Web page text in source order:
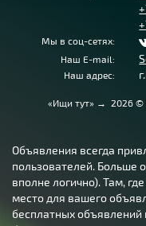
Мы в соц-сетях:
Наш E-mail:
Наш адрес:
«Ищи тут» → 2026©
Объявления всегда
пользователей. Больше
вполне логично). Там,
место для вашего
бесплатных